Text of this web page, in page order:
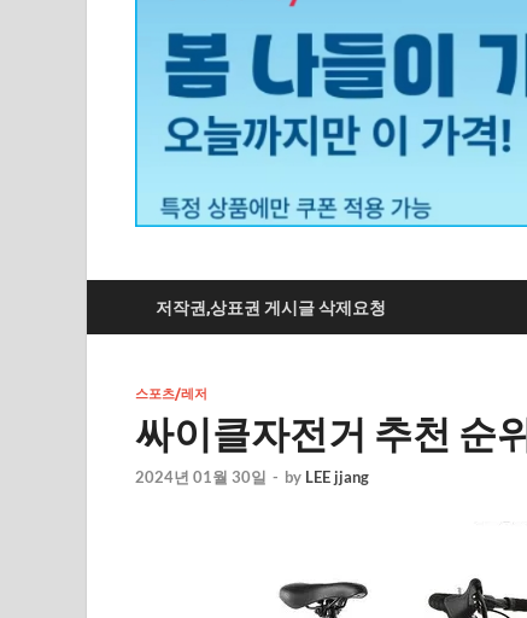
저작권,상표권 게시글 삭제요청
스포츠/레저
싸이클자전거 추천 순
2024년 01월 30일 - by LEE jjang